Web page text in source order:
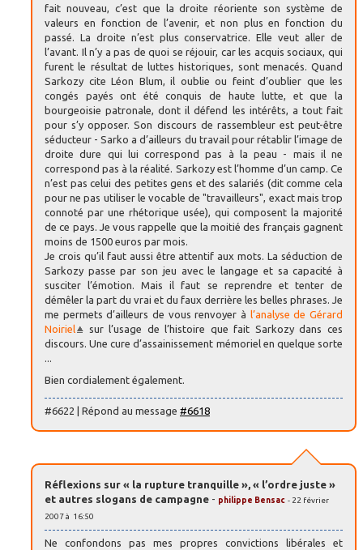
fait nouveau, c’est que la droite réoriente son système de
valeurs en fonction de l’avenir, et non plus en fonction du
passé. La droite n’est plus conservatrice. Elle veut aller de
l’avant. Il n’y a pas de quoi se réjouir, car les acquis sociaux, qui
furent le résultat de luttes historiques, sont menacés. Quand
Sarkozy cite Léon Blum, il oublie ou feint d’oublier que les
congés payés ont été conquis de haute lutte, et que la
bourgeoisie patronale, dont il défend les intérêts, a tout fait
pour s’y opposer. Son discours de rassembleur est peut-être
séducteur - Sarko a d’ailleurs du travail pour rétablir l’image de
droite dure qui lui correspond pas à la peau - mais il ne
correspond pas à la réalité. Sarkozy est l’homme d’un camp. Ce
n’est pas celui des petites gens et des salariés (dit comme cela
pour ne pas utiliser le vocable de "travailleurs", exact mais trop
connoté par une rhétorique usée), qui composent la majorité
de ce pays. Je vous rappelle que la moitié des français gagnent
moins de 1500 euros par mois.
Je crois qu’il faut aussi être attentif aux mots. La séduction de
Sarkozy passe par son jeu avec le langage et sa capacité à
susciter l’émotion. Mais il faut se reprendre et tenter de
démêler la part du vrai et du faux derrière les belles phrases. Je
me permets d’ailleurs de vous renvoyer à l’analyse de Gérard
Noiriel
sur l’usage de l’histoire que fait Sarkozy dans ces
discours. Une cure d’assainissement mémoriel en quelque sorte
Bien cordialement également.
#6622 | Répond au message #6618
Réflexions sur « la rupture tranquille », « l’ordre juste »
et autres slogans de campagne - philippe Bensac - 22 février
2007 à 16:50
Ne confondons pas mes propres convictions libérales et